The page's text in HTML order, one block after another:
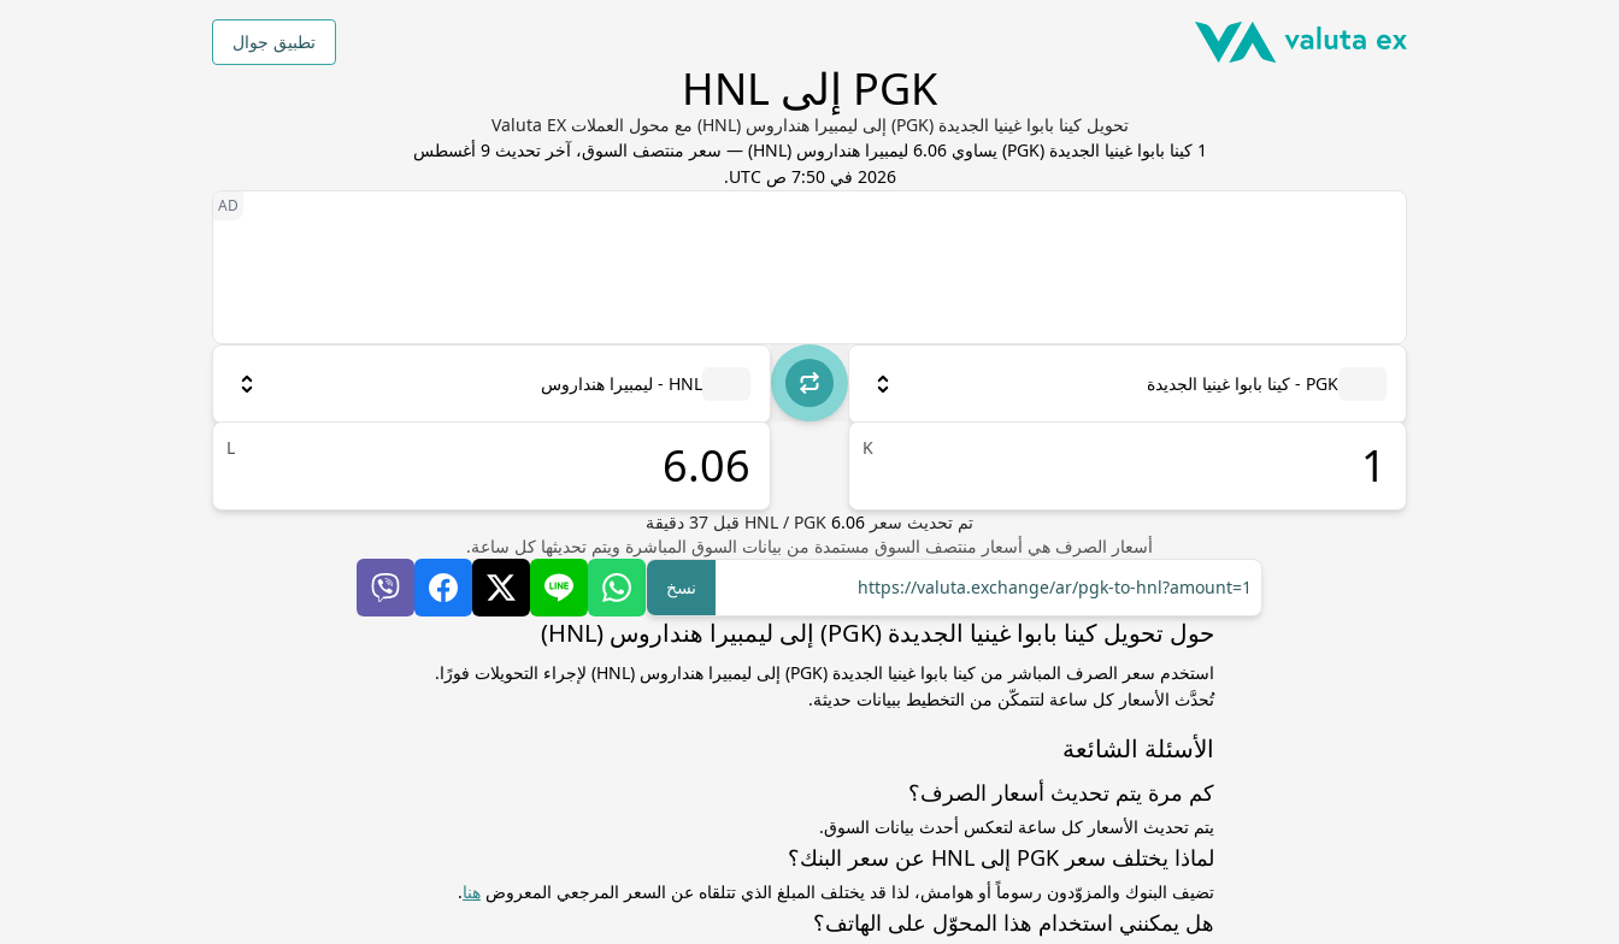
تطبيق جوال
PGK إلى HNL
تحويل كينا بابوا غينيا الجديدة (PGK) إلى ليمبيرا هنداروس (HNL) مع محول العملات Valuta EX
1 كينا بابوا غينيا الجديدة (
PGK) يساوي6.06 ليمبيرا هنداروس (
HNL) — سعر منتصف السوق، آخر تحديث
9 أغسطس
2026 في 7:50 ص UTC
.
PGK - كينا بابوا غينيا الجديدة
K
HNL - ليمبيرا هنداروس
L
تم تحديث سعر HNL / PGK 6.06 قبل 37 دقيقة
أسعار الصرف هي أسعار منتصف السوق مستمدة من بيانات السوق المباشرة ويتم تحديثها كل ساعة.
https://valuta.exchange/ar/pgk-to-hnl?amount=1
نسخ
حول تحويل كينا بابوا غينيا الجديدة (PGK) إلى ليمبيرا هنداروس (HNL)
استخدم سعر الصرف المباشر من كينا بابوا غينيا الجديدة (PGK) إلى ليمبيرا هنداروس (HNL) لإجراء التحويلات فورًا.
تُحدَّث الأسعار كل ساعة لتتمكّن من التخطيط ببيانات حديثة.
الأسئلة الشائعة
كم مرة يتم تحديث أسعار الصرف؟
يتم تحديث الأسعار كل ساعة لتعكس أحدث بيانات السوق.
لماذا يختلف سعر PGK إلى HNL عن سعر البنك؟
تضيف البنوك والمزوّدون رسوماً أو هوامش، لذا قد يختلف المبلغ الذي تتلقاه عن السعر المرجعي المعروض هنا.
هل يمكنني استخدام هذا المحوّل على الهاتف؟